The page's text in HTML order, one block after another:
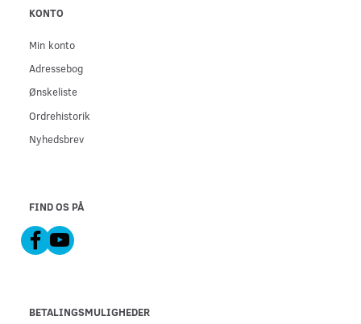
KONTO
Min konto
Adressebog
Ønskeliste
Ordrehistorik
Nyhedsbrev
FIND OS PÅ
BETALINGSMULIGHEDER